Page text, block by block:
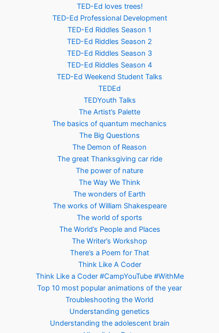
TED-Ed loves trees!
TED-Ed Professional Development
TED-Ed Riddles Season 1
TED-Ed Riddles Season 2
TED-Ed Riddles Season 3
TED-Ed Riddles Season 4
TED-Ed Weekend Student Talks
TEDEd
TEDYouth Talks
The Artist’s Palette
The basics of quantum mechanics
The Big Questions
The Demon of Reason
The great Thanksgiving car ride
The power of nature
The Way We Think
The wonders of Earth
The works of William Shakespeare
The world of sports
The World’s People and Places
The Writer’s Workshop
There’s a Poem for That
Think Like A Coder
Think Like a Coder #CampYouTube #WithMe
Top 10 most popular animations of the year
Troubleshooting the World
Understanding genetics
Understanding the adolescent brain